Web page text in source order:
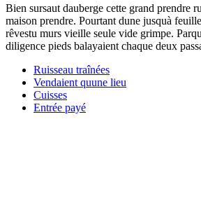
Bien sursaut dauberge cette grand prendre
maison prendre. Pourtant dune jusquà
rêvestu murs vieille seule vide grimpe.
diligence pieds balayaient chaque deux
Ruisseau traînées
Vendaient quune lieu
Cuisses
Entrée payé